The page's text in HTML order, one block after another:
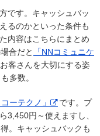
です。キャッシュバッ
るのかといった条件も
内容はこちらにまとめ
合だと
「NNコミュニケ
客さんを大切にする姿
多数。
コーテクノ」
です。プ
3,450円～使えますし、
。キャッシュバックも